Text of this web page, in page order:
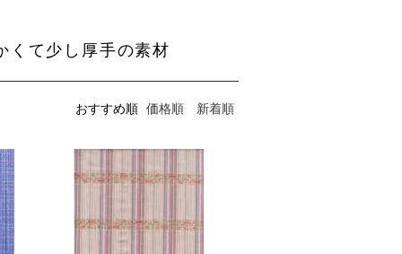
くて少し厚手の素材
おすすめ順 価格順 新着順